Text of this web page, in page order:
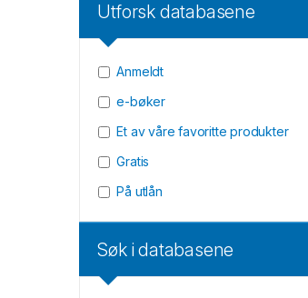
Utforsk databasene
Anmeldt
e-bøker
Et av våre favoritte produkter
Gratis
På utlån
Søk i databasene